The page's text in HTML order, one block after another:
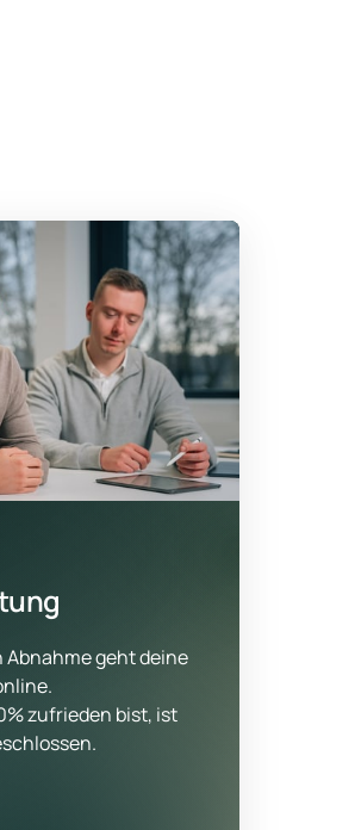
Abnahme geht deine
zufrieden bist, ist